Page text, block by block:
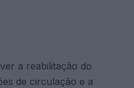
a reabilitação do
de circulação e a